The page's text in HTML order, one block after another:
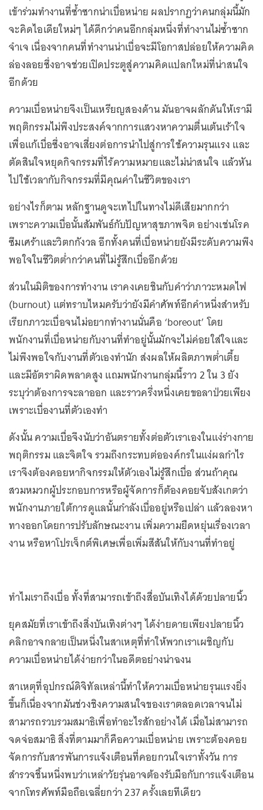
เข้าร่วมทำงานที่ซ้ำซากน่าเบื่อหน่าย ผลปรากฏว่าคนกลุ่มนี้มัก
จะคิดไอเดียใหม่ๆ ได้ดีกว่าคนอีกกลุ่มหนึ่งที่ทำงานไม่ซ้ำซาก
จำเจ เนื่องจากคนที่ทำงานน่าเบื่อจะมีโอกาสปล่อยให้ความคิด
ล่องลอยซึ่งอาจช่วยเปิดประตูสู่ความคิดแปลกใหม่ที่น่าสนใจ
อีกด้วย
ความเบื่อหน่ายจึงเป็นเหรียญสองด้าน มันอาจผลักดันให้เรามี
พฤติกรรมไม่พึงประสงค์จากการแสวงหาความตื่นเต้นเร้าใจ
เพื่อแก้เบื่อซึ่งอาจเสี่ยงต่อการนำไปสู่การใช้ความรุนแรง และ
ตัดสินใจหยุดกิจกรรมที่ไร้ความหมายและไม่น่าสนใจ แล้วหัน
ไปใช้เวลากับกิจกรรมที่มีคุณค่าในชีวิตของเรา
อย่างไรก็ตาม หลักฐานดูจะเทไปในทางไม่ดีเสียมากกว่า
เพราะความเบื่อนั้นสัมพันธ์กับปัญหาสุขภาพจิต อย่างเช่นโรค
ซึมเศร้าและวิตกกังวล อีกทั้งคนที่เบื่อหน่ายยังมีระดับความพึง
พอใจในชีวิตต่ำกว่าคนที่ไม่รู้สึกเบื่ออีกด้วย
ส่วนในมิติของการทำงาน เราคงเคยชินกับคำว่าภาวะหมดไฟ
(burnout) แต่ทราบไหมครับว่ายังมีคำศัพท์อีกคำหนึ่งสำหรับ
เรียกภาวะเบื่อจนไม่อยากทำงานนั่นคือ ‘boreout’ โดย
พนักงานที่เบื่อหน่ายกับงานที่ทำอยู่นั้นมักจะไม่ค่อยใส่ใจและ
ไม่พึงพอใจกับงานที่ตัวเองทำนัก ส่งผลให้ผลิตภาพต่ำเตี้ย
และมีอัตราผิดพลาดสูง แถมพนักงานกลุ่มนี้ราว 2 ใน 3 ยัง
ระบุว่าต้องการจะลาออก และราวครึ่งหนึ่งเคยขอลาป่วยเพียง
เพราะเบื่องานที่ตัวเองทำ
ดังนั้น ความเบื่อจึงนับว่าอันตรายทั้งต่อตัวเราเองในแง่ร่างกาย
พฤติกรรม และจิตใจ รวมถึงกระทบต่อองค์กรในแง่ผลกำไร
เราจึงต้องคอยหากิจกรรมให้ตัวเองไม่รู้สึกเบื่อ ส่วนถ้าคุณ
สวมหมวกผู้ประกอบการหรือผู้จัดการก็ต้องคอยจับสังเกตว่า
พนักงานภายใต้การดูแลนั้นกำลังเบื่ออยู่หรือเปล่า แล้วลองหา
ทางออกโดยการปรับลักษณะงาน เพิ่มความยืดหยุ่นเรื่องเวลา
งาน หรือหาโปรเจ็กต์พิเศษเพื่อเพิ่มสีสันให้กับงานที่ทำอยู่
ทำไมเราถึงเบื่อ ทั้งที่สามารถเข้าถึงสื่อบันเทิงได้ด้วยปลายนิ้ว
ยุคสมัยที่เราเข้าถึงสิ่งบันเทิงต่างๆ ได้ง่ายดายเพียงปลายนิ้ว
คลิกอาจกลายเป็นหนึ่งในสาเหตุที่ทำให้พวกเราเผชิญกับ
ความเบื่อหน่ายได้ง่ายกว่าในอดีตอย่างน่าฉงน
สาเหตุที่อุปกรณ์ดิจิทัลเหล่านี้ทำให้ความเบื่อหน่ายรุนแรงยิ่ง
ขึ้นก็เนื่องจากมันช่วงชิงความสนใจของเราตลอดเวลาจนไม่
สามารถรวบรวมสมาธิเพื่อทำอะไรสักอย่างได้ เมื่อไม่สามารถ
จดจ่อสมาธิ สิ่งที่ตามมาก็คือความเบื่อหน่าย เพราะต้องคอย
จัดการกับสารพันการแจ้งเตือนที่คอยกวนใจเราทั้งวัน การ
สำรวจชิ้นหนึ่งพบว่าเหล่าวัยรุ่นอาจต้องรับมือกับการแจ้งเตือน
จากโทรศัพท์มือถือเฉลี่ยกว่า 237 ครั้งเลยทีเดียว